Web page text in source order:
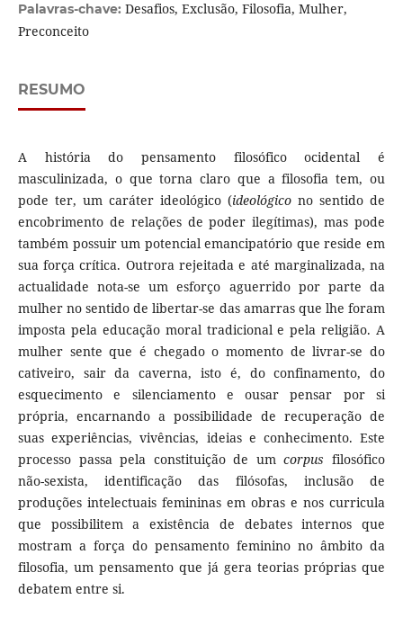
Palavras-chave: Desafios, Exclusão, Filosofia, Mulher,
Preconceito
RESUMO
A história do pensamento filosófico ocidental é
masculinizada, o que torna claro que a filosofia tem, ou
pode ter, um caráter ideológico (ideológicono sentido de
encobrimento de relações de poder ilegítimas), mas pode
também possuir um potencial emancipatório que reside em
sua força crítica. Outrora rejeitada e até marginalizada, na
actualidade nota-se um esforço aguerrido por parte da
mulher no sentido de libertar-se das amarras que lhe foram
imposta pela educação moral tradicional e pela religião. A
mulher sente que é chegado o momento de livrar-se do
cativeiro, sair da caverna, isto é, do confinamento, do
esquecimento e silenciamento e ousar pensar por si
própria, encarnando a possibilidade de recuperação de
suas experiências, vivências, ideias e conhecimento. Este
processo passa pela constituição de umcorpusfilosófico
não-sexista, identificação das filósofas, inclusão de
produções intelectuais femininas em obras e nos curricula
que possibilitem a existência de debates internos que
mostram a força do pensamento feminino no âmbito da
filosofia, um pensamento que já gera teorias próprias que
debatem entre si.